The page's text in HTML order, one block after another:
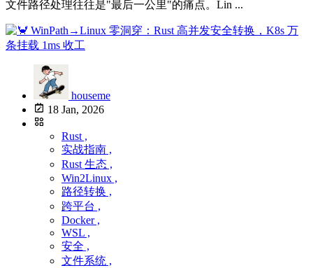
文件路径处理往往是"最后一公里"的痛点。Lin ...
houseme
18 Jan, 2026
Rust ,
实战指南 ,
Rust 生态 ,
Win2Linux ,
路径转换 ,
跨平台 ,
Docker ,
WSL ,
安全 ,
文件系统 ,